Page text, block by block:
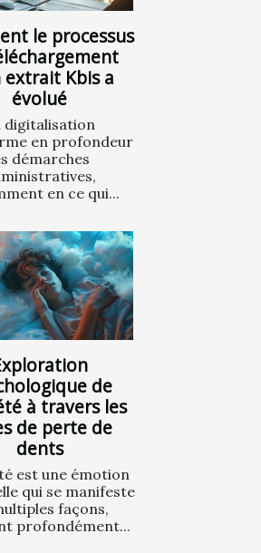
le processus
extrait Kbis a
évolué
digitalisation
en profondeur
démarches
en ce qui...
de
à travers les
de perte de
dents
est une émotion
qui se manifeste
façons,
profondément...